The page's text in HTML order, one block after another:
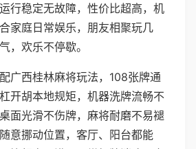
行稳定无故障，性价比超高，机
家庭日常娱乐，朋友相聚玩几
，欢乐不停歇。
广西桂林麻将玩法，108张牌通
开胡本地规矩，机器洗牌流畅不
面光滑不伤牌，麻将耐磨不易褪
意挪动位置，客厅、阳台都能